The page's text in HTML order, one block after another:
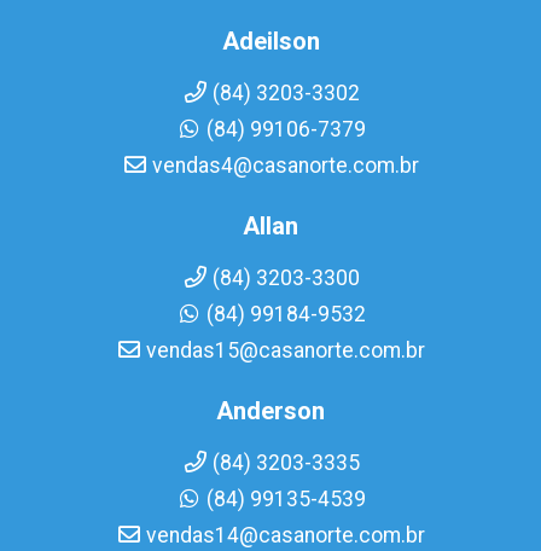
Adeilson
(84) 3203-3302
(84) 99106-7379
vendas4@casanorte.com.br
Allan
(84) 3203-3300
(84) 99184-9532
vendas15@casanorte.com.br
Anderson
(84) 3203-3335
(84) 99135-4539
vendas14@casanorte.com.br